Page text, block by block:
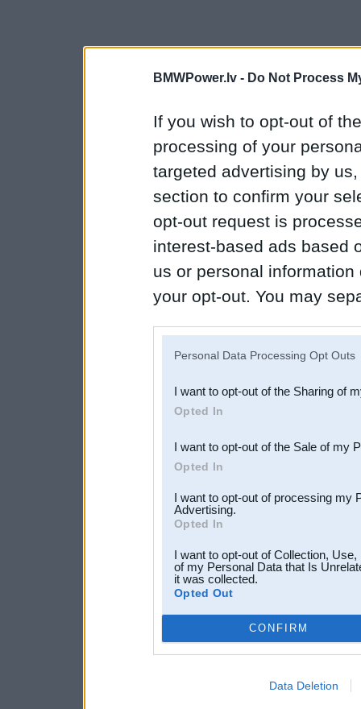
BMWPower.lv - Do Not Process
If you wish to opt-out of
processing of your
targeted advertising by
section to confirm your
opt-out request is
interest-based ads based
us or personal
your opt-out. You may
Downstream Participants
third parties.
Personal Data Processing Opt Outs
I want to opt-out of the Sharing of
Opted In
I want to opt-out of the Sale of my
Opted In
I want to opt-out of processing my
Advertising.
Opted In
I want to opt-out of Collection,
of my Personal Data that Is
it was collected.
Opted Out
CONFIRM
Data Deletion